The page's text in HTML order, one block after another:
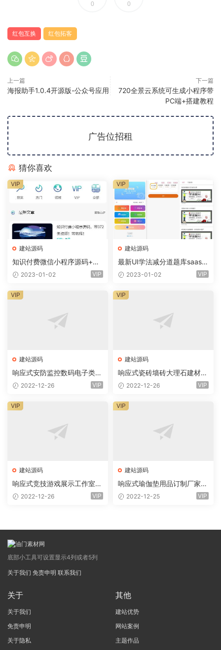
0 0
红包互换 红包拓客
上一篇
海报助手1.0.4开源版-公众号应用
下一篇
720全景云系统可生成小程序带
PC端+搭建教程
广告位招租
猜你喜欢
建站源码
知识付费微信小程序源码+前
端+教程
2023-01-02 VIP
VIP
建站源码
最新UI学法减分道题库saas系
统商业专业版小程序+前端
2023-01-02 VIP
VIP
建站源码
响应式安防监控数码电子类企
业网站eyoucms易优模板(pc
2022-12-26 VIP
VIP
建站源码
响应式瓷砖墙砖大理石建材类
网站eyoucms易优模板(pc+
2022-12-26 VIP
VIP
建站源码
响应式竞技游戏展示工作室网
站eyoucms易优模板(pc+wa
2022-12-26 VIP
VIP
建站源码
响应式瑜伽垫用品订制厂家网
站eyoucms易优模板(pc+wa
2022-12-25 VIP
VIP
底部小工具可设置显示4列或者5列
关于我们 免责申明 联系我们
关于
关于我们
免责申明
关于隐私
其他
建站优势
网站案例
主题作品